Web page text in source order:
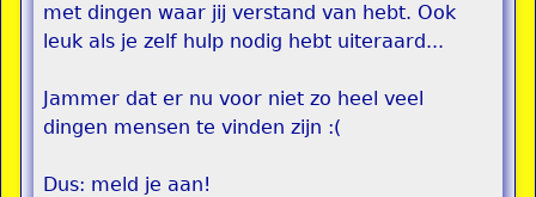
met dingen waar jij verstand van hebt. Ook
leuk als je zelf hulp nodig hebt uiteraard...
Jammer dat er nu voor niet zo heel veel
dingen mensen te vinden zijn :(
Dus: meld je aan!